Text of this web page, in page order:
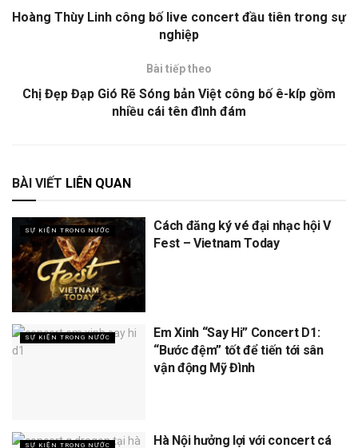
Hoàng Thùy Linh công bố live concert đầu tiên trong sự
nghiệp
Bài tiếp theo
Chị Đẹp Đạp Gió Rẽ Sóng bản Việt công bố ê-kíp gồm
nhiều cái tên đình đám
BÀI VIẾT LIÊN QUAN
SỰ KIỆN TRONG NƯỚC
Cách đăng ký vé đại nhạc hội V
Fest – Vietnam Today
SỰ KIỆN TRONG NƯỚC
Em Xinh “Say Hi” Concert D1:
“Bước đệm” tốt để tiến tới sân
vận động Mỹ Đình
SỰ KIỆN TRONG NƯỚC
Hà Nội hưởng lợi với concert cá